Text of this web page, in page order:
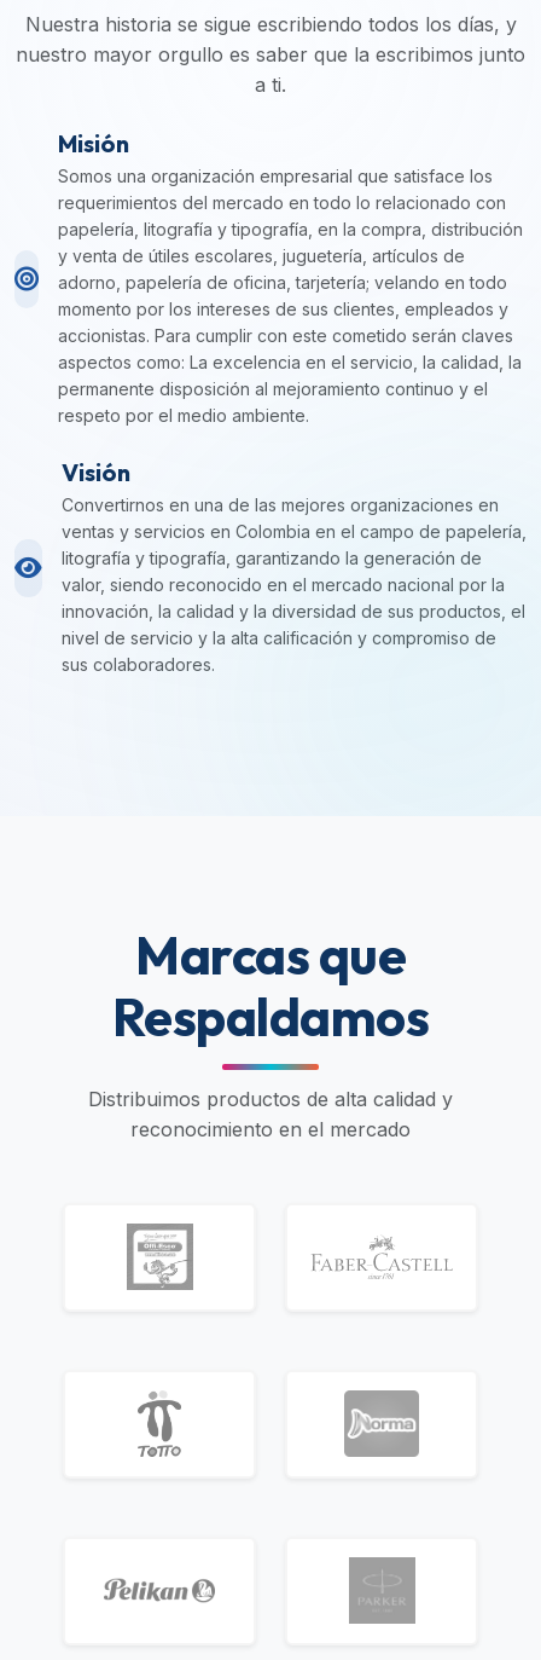
Nuestra historia se sigue escribiendo todos los días, y
nuestro mayor orgullo es saber que la escribimos junto
a ti.
Misión
Somos una organización empresarial que satisface los
requerimientos del mercado en todo lo relacionado con
papelería, litografía y tipografía, en la compra, distribución
y venta de útiles escolares, juguetería, artículos de
adorno, papelería de oficina, tarjetería; velando en todo
momento por los intereses de sus clientes, empleados y
accionistas. Para cumplir con este cometido serán claves
aspectos como: La excelencia en el servicio, la calidad, la
permanente disposición al mejoramiento continuo y el
respeto por el medio ambiente.
Visión
Convertirnos en una de las mejores organizaciones en
ventas y servicios en Colombia en el campo de papelería,
litografía y tipografía, garantizando la generación de
valor, siendo reconocido en el mercado nacional por la
innovación, la calidad y la diversidad de sus productos, el
nivel de servicio y la alta calificación y compromiso de
sus colaboradores.
Marcas que
Respaldamos
Distribuimos productos de alta calidad y
reconocimiento en el mercado